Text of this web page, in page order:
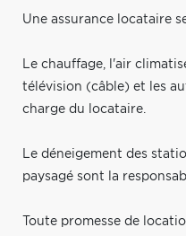
Une assurance locataire
Le chauffage, l'air
télévision (câble) et les
charge du locataire.
Le déneigement des
paysagé sont la
Toute promesse de